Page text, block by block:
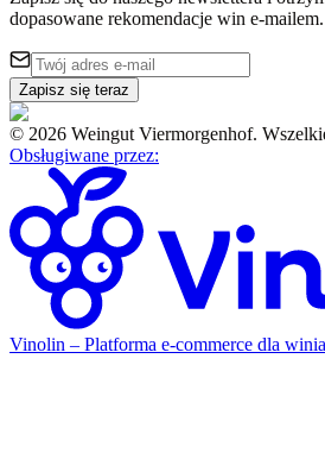
dopasowane rekomendacje win e-mailem.
Zapisz się teraz
© 2026 Weingut Viermorgenhof.
Obsługiwane przez:
Vinolin – Platforma e-commerce dla